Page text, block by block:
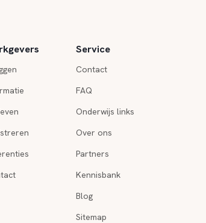
Service
Contact
FAQ
Onderwijs links
Over ons
Partners
Kennisbank
Blog
Sitemap